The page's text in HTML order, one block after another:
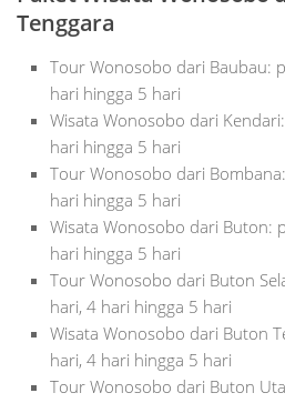
Tenggara
Tour Wonosobo dari Baubau:
hari hingga 5 hari
Wisata Wonosobo dari
hari hingga 5 hari
Tour Wonosobo dari
hari hingga 5 hari
Wisata Wonosobo dari Buton:
hari hingga 5 hari
Tour Wonosobo dari Buton
hari, 4 hari hingga 5 hari
Wisata Wonosobo dari Buton
hari, 4 hari hingga 5 hari
Tour Wonosobo dari Buton